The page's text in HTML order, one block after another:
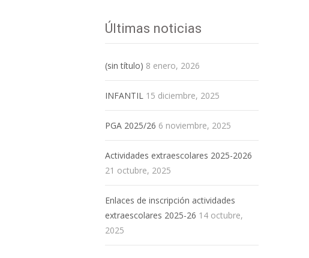
Últimas noticias
(sin título) 8 enero, 2026
INFANTIL 15 diciembre, 2025
PGA 2025/26 6 noviembre, 2025
Actividades extraescolares 2025-2026
21 octubre, 2025
Enlaces de inscripción actividades
extraescolares 2025-26 14 octubre,
2025